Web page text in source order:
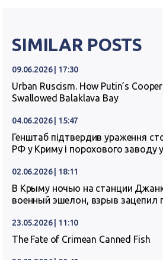
SIMILAR POSTS
09.06.2026 | 17:30
Urban Ruscism. How Putin’s
Swallowed Balaklava Bay
04.06.2026 | 15:47
Генштаб підтвердив ураження
РФ у Криму і порохового заводу у
02.06.2026 | 18:11
В Крыму ночью на станции
военный эшелон, взрыв зацепил
23.05.2026 | 11:10
The Fate of Crimean Canned Fish